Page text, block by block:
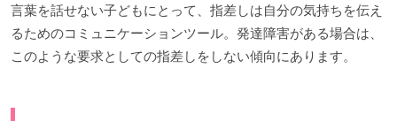
言葉を話せない子どもにとって、指差しは自分の気持ちを伝え
るためのコミュニケーションツール。発達障害がある場合は、
このような要求としての指差しをしない傾向にあります。